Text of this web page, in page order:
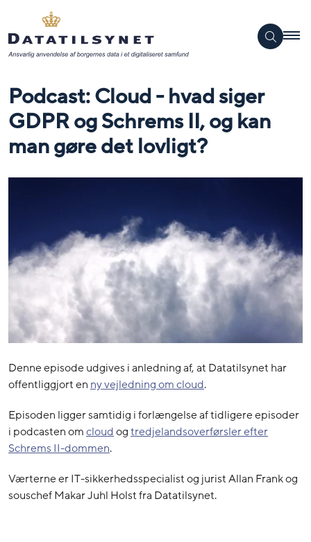
Podcast: Cloud - hvad siger
GDPR og Schrems II, og kan
man gøre det lovligt?
Denne episode udgives i anledning af, at Datatilsynet har
offentliggjort en ny vejledning om cloud.
Episoden ligger samtidig i forlængelse af tidligere episoder
i podcasten omcloudogtredjelandsoverførsler efter
Schrems II-dommen.
Værterne er IT-sikkerhedsspecialist og jurist Allan Frank og
souschef Makar Juhl Holst fra Datatilsynet.